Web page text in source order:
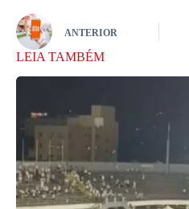
ANTERIOR
LEIA TAMBÉM